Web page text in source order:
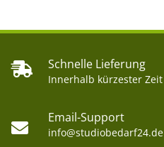
Schnelle Lieferung
Innerhalb kürzester Zeit
Email-Support
info@studiobedarf24.de